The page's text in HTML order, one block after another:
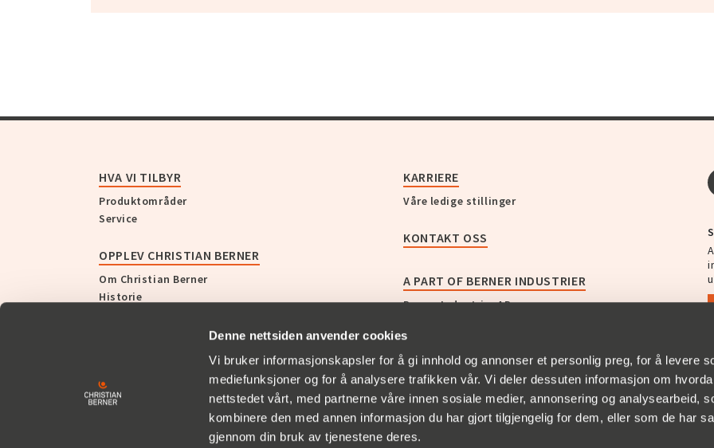
Denne nettsiden anvender cookies
Vi bruker informasjonskapsler for å gi innhold og annonser et personlig preg, for å levere
mediefunksjoner og for å analysere trafikken vår. Vi deler dessuten informasjon om
nettstedet vårt, med partnerne våre innen sosiale medier, annonsering og analysearbeid,
kombinere den med annen informasjon du har gjort tilgjengelig for dem, eller som de har
gjennom din bruk av tjenestene deres.
HVA VI TILBYR
Produktområder
Service
OPPLEV CHRISTIAN BERNER
Om Christian Berner
Historie
SUPPORT
KARRIERE
Våre ledige stillinger
KONTAKT OSS
A PART OF BERNER INDUSTRIER
Berner Industrier AB
Christian Berner Norge
Christian Berner Finland
Christian Berner Danmark
Zander & Ingeström
Bullerbekämparen
Empakk AS
AB GF Swedenborg